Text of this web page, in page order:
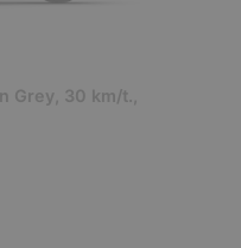
Grey, 30 km/t.,